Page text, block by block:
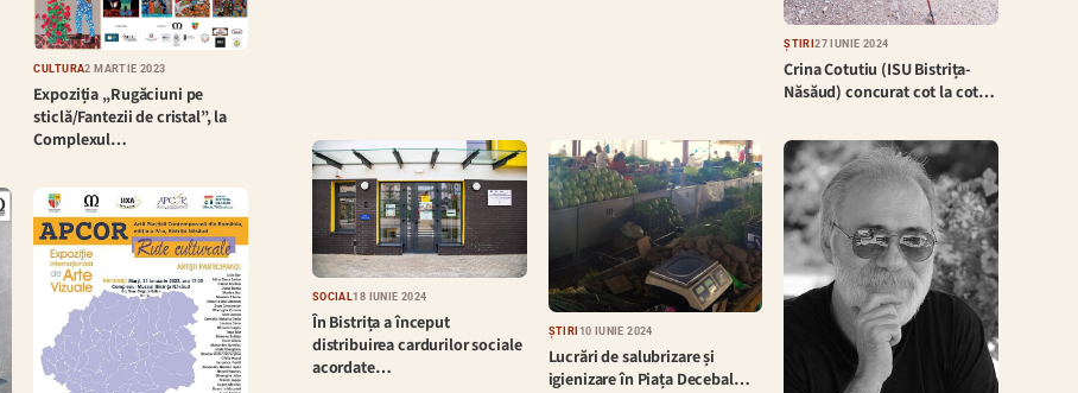
CULTURĂ2 MARTIE 2023
Expoziția „Rugăciuni pe
sticlă/Fantezii de cristal”, la
Complexul…
ȘTIRI27 IUNIE 2024
Crina Cotutiu (ISU Bistrița-
Năsăud) concurat cot la cot…
SOCIAL18 IUNIE 2024
În Bistrița a început
distribuirea cardurilor sociale
acordate…
ȘTIRI 10 IUNIE 2024
Lucrări de salubrizare și
igienizare în Piața Decebal…